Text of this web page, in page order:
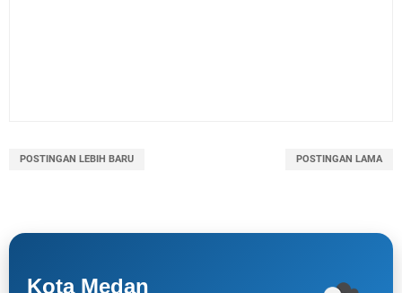
POSTINGAN LEBIH BARU POSTINGAN LAMA
Kota Medan